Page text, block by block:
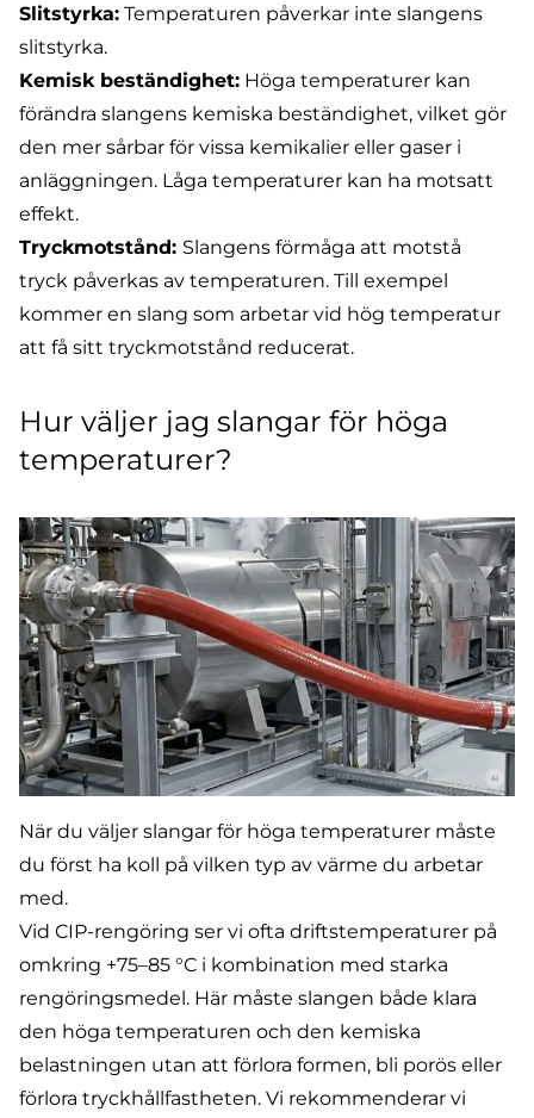
Slitstyrka: Temperaturen påverkar inte slangens
slitstyrka.
Kemisk beständighet: Höga temperaturer kan
förändra slangens kemiska beständighet, vilket gör
den mer sårbar för vissa kemikalier eller gaser i
anläggningen. Låga temperaturer kan ha motsatt
effekt.
Tryckmotstånd: Slangens förmåga att motstå
tryck påverkas av temperaturen. Till exempel
kommer en slang som arbetar vid hög temperatur
att få sitt tryckmotstånd reducerat.
Hur väljer jag slangar för höga
temperaturer?
När du väljer slangar för höga temperaturer måste
du först ha koll på vilken typ av värme du arbetar
med.
Vid CIP-rengöring ser vi ofta driftstemperaturer på
omkring +75–85 °C i kombination med starka
rengöringsmedel. Här måste slangen både klara
den höga temperaturen och den kemiska
belastningen utan att förlora formen, bli porös eller
förlora tryckhållfastheten. Vi rekommenderar vi